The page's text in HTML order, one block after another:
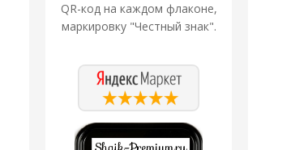
QR-код на каждом флаконе,
маркировку "Честный знак".